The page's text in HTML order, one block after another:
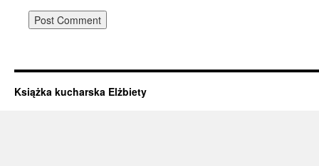
Książka kucharska Elżbiety